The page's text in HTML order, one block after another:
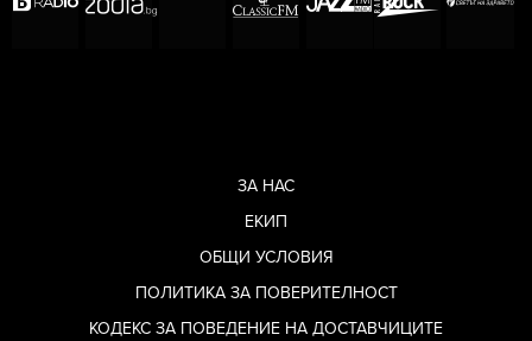
ЗА НАС
ЕКИП
ОБЩИ УСЛОВИЯ
ПОЛИТИКА ЗА ПОВЕРИТЕЛНОСТ
КОДЕКС ЗА ПОВЕДЕНИЕ НА ДОСТАВЧИЦИТЕ